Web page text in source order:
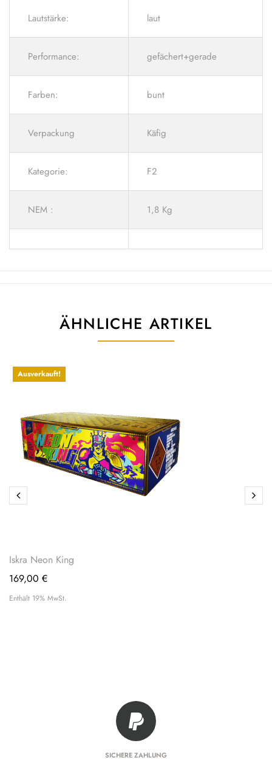
Lautstärke: laut
Performance: gefächert+gerade
Farben: bunt
Verpackung Käfig
Kategorie: F2
NEM : 1,8 Kg
ÄHNLICHE ARTIKEL
Ausverkauft!
Iskra Neon King
169,00 €
Enthält 19% MwSt.
SICHERE ZAHLUNG